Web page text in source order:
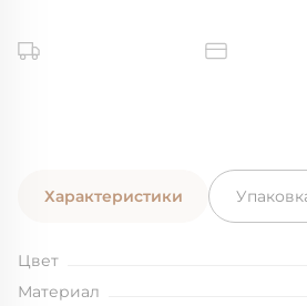
Характеристики
Цвет
Материал